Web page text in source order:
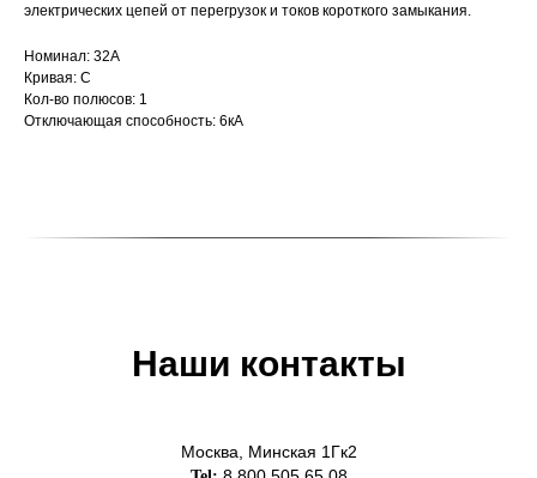
электрических цепей от перегрузок и токов короткого замыкания.
Номинал: 32А
Кривая: С
Кол-во полюсов: 1
Отключающая способность: 6кА
Наши контакты
Москва, Минская 1Гк2